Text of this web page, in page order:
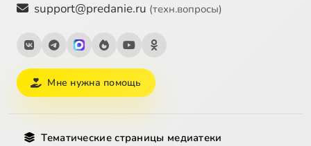
support@predanie.ru (техн.вопросы)
Мне нужна помощь
Тематические страницы медиатеки